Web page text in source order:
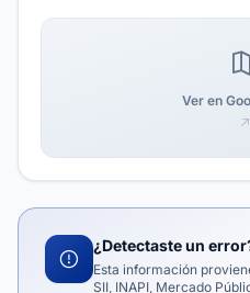
Ver en
¿Detectaste un
Esta información
SII, INAPI, Mercado